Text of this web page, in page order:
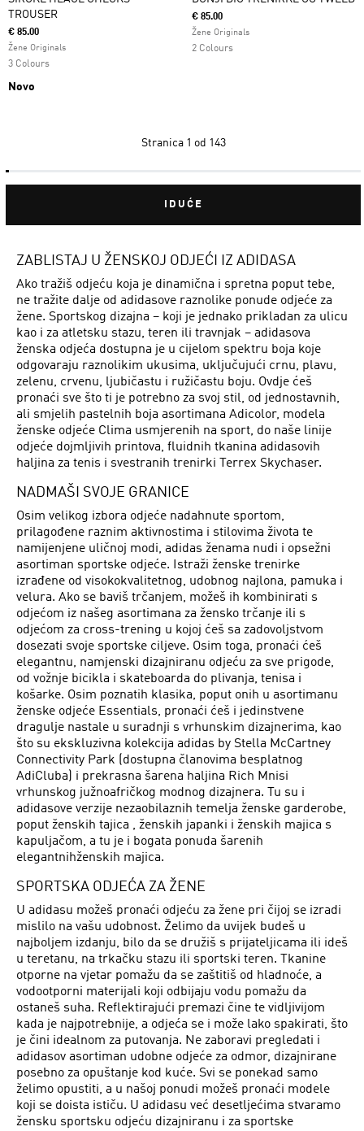
TROUSER
€ 85.00
Žene Originals
3 Colours
Novo
€ 85.00
Žene Originals
2 Colours
Stranica 1 od 143
IDUĆE
ZABLISTAJ U ŽENSKOJ ODJEĆI IZ ADIDASA
Ako tražiš odjeću koja je dinamična i spretna poput tebe,
ne tražite dalje od adidasove raznolike ponude odjeće za
žene. Sportskog dizajna – koji je jednako prikladan za ulicu
kao i za atletsku stazu, teren ili travnjak – adidasova
ženska odjeća dostupna je u cijelom spektru boja koje
odgovaraju raznolikim ukusima, uključujući crnu, plavu,
zelenu, crvenu, ljubičastu i ružičastu boju. Ovdje ćeš
pronaći sve što ti je potrebno za svoj stil, od jednostavnih,
ali smjelih pastelnih boja asortimana Adicolor, modela
ženske odjeće Clima usmjerenih na sport, do naše linije
odjeće dojmljivih printova, fluidnih tkanina adidasovih
haljina za tenis i svestranih trenirki Terrex Skychaser.
NADMAŠI SVOJE GRANICE
Osim velikog izbora odjeće nadahnute sportom,
prilagođene raznim aktivnostima i stilovima života te
namijenjene uličnoj modi, adidas ženama nudi i opsežni
asortiman sportske odjeće. Istraži ženske trenirke
izrađene od visokokvalitetnog, udobnog najlona, pamuka i
velura. Ako se baviš trčanjem, možeš ih kombinirati s
odjećom iz našeg asortimana za žensko trčanje ili s
odjećom za cross-trening u kojoj ćeš sa zadovoljstvom
dosezati svoje sportske ciljeve. Osim toga, pronaći ćeš
elegantnu, namjenski dizajniranu odjeću za sve prigode,
od vožnje bicikla i skateboarda do plivanja, tenisa i
košarke. Osim poznatih klasika, poput onih u asortimanu
ženske odjeće Essentials, pronaći ćeš i jedinstvene
dragulje nastale u suradnji s vrhunskim dizajnerima, kao
što su ekskluzivna kolekcija adidas by Stella McCartney
Connectivity Park (dostupna članovima besplatnog
AdiCluba) i prekrasna šarena haljina Rich Mnisi
vrhunskog južnoafričkog modnog dizajnera. Tu su i
adidasove verzije nezaobilaznih temelja ženske garderobe,
poput ženskih tajica , ženskih japanki i ženskih majica s
kapuljačom, a tu je i bogata ponuda šarenih
elegantnihženskih majica.
SPORTSKA ODJEĆA ZA ŽENE
U adidasu možeš pronaći odjeću za žene pri čijoj se izradi
mislilo na vašu udobnost. Želimo da uvijek budeš u
najboljem izdanju, bilo da se družiš s prijateljicama ili ideš
u teretanu, na trkačku stazu ili sportski teren. Tkanine
otporne na vjetar pomažu da se zaštitiš od hladnoće, a
vodootporni materijali koji odbijaju vodu pomažu da
ostaneš suha. Reflektirajući premazi čine te vidljivijom
kada je najpotrebnije, a odjeća se i može lako spakirati, što
je čini idealnom za putovanja. Ne zaboravi pregledati i
adidasov asortiman udobne odjeće za odmor, dizajnirane
posebno za opuštanje kod kuće. Svi se ponekad samo
želimo opustiti, a u našoj ponudi možeš pronaći modele
koji se doista ističu. U adidasu već desetljećima stvaramo
žensku sportsku odjeću dizajniranu i za sportske